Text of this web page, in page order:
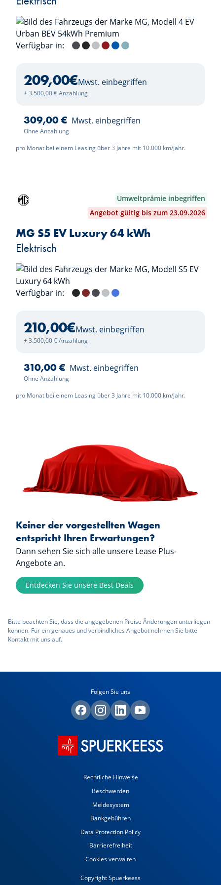
Verfügbar in: Andes Grey
Pebble Black
Cosmic Silver
Diamond Red
Brighton Blue
Stone Green
209,00€Mwst. einbegriffen
+ 3.500,00 € Anzahlung
309,00 € Mwst. einbegriffen
Ohne Anzahlung
pro Monat bei einem Leasing über 3 Jahre mit 10.000 km/Jahr.
Umweltprämie inbegriffen
Angebot gültig bis zum 23.09.2026
MG S5 EV Luxury 64 kWh
Elektrisch
Verfügbar in: Pebble Black
Diamond Red
Andes Grey
Cosmic Silver
Piccadilly Blue
210,00€Mwst. einbegriffen
+ 3.500,00 € Anzahlung
310,00 € Mwst. einbegriffen
Ohne Anzahlung
pro Monat bei einem Leasing über 3 Jahre mit 10.000 km/Jahr.
Keiner der vorgestellten Wagen
entspricht Ihren Erwartungen?
Dann sehen Sie sich alle unsere Lease Plus-
Angebote an.
Entdecken Sie unsere Best Deals
Bitte beachten Sie, dass die angegebenen Preise Änderungen unterliegen
können. Für ein genaues und verbindliches Angebot nehmen Sie bitte
Kontakt mit uns auf.
Folgen Sie uns
Rechtliche Hinweise
Beschwerden
Meldesystem
Bankgebühren
Data Protection Policy
Barrierefreiheit
Cookies verwalten
Copyright Spuerkeess